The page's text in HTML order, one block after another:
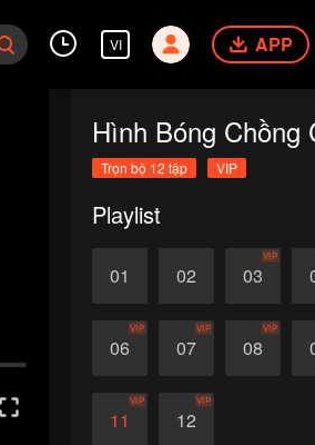
VI APP
Hình Bóng Chồng
Trọn bộ 12 tập VIP
Playlist
01 02 03
VIP
06
VIP
07
VIP
08
VIP
11
VIP
12
VIP